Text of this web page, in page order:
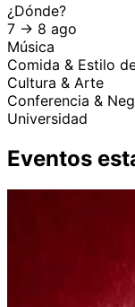
¿Dónde?
7 -> 8 ago
Música
Comida & Estilo
Cultura & Arte
Conferencia &
Universidad
Eventos